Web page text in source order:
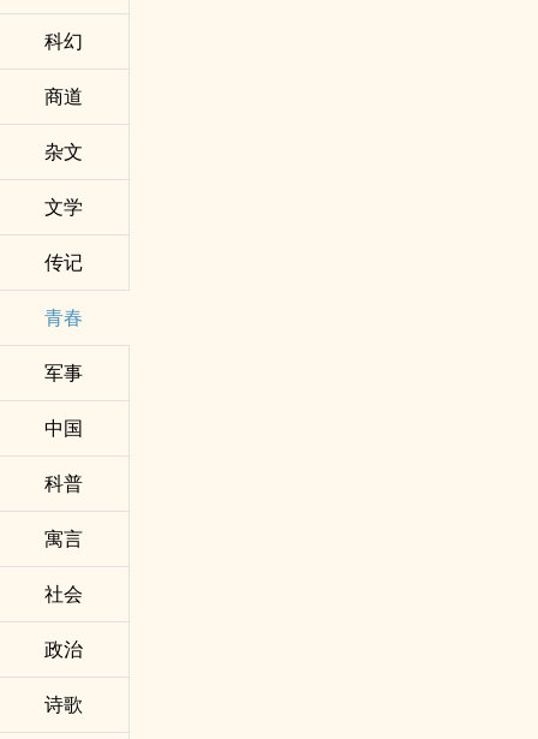
科幻
商道
杂文
文学
传记
青春
军事
中国
科普
寓言
社会
政治
诗歌